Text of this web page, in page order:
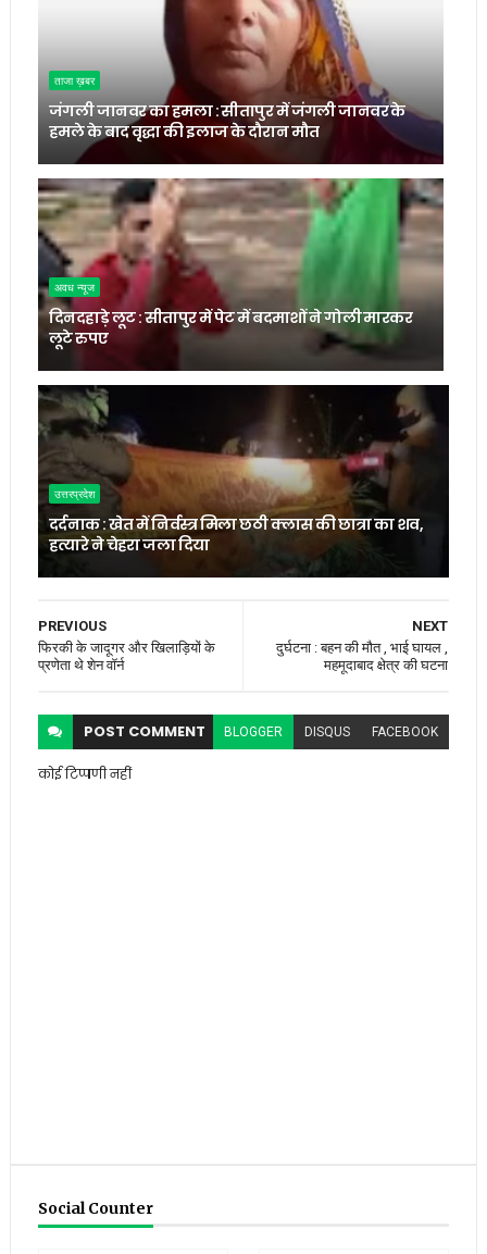
ताजा ख़बर
जंगली जानवर का हमला : सीतापुर में जंगली जानवर के
हमले के बाद वृद्धा की इलाज के दौरान मौत
अवध न्यूज
दिनदहाड़े लूट : सीतापुर में पेट में बदमाशों ने गोली मारकर
लूटे रुपए
उत्तरप्रदेश
दर्दनाक : खेत में निर्वस्त्र मिला छठी क्लास की छात्रा का शव,
हत्यारे ने चेहरा जला दिया
NEXT
दुर्घटना : बहन की मौत , भाई घायल ,
महमूदाबाद क्षेत्र की घटना
PREVIOUS
फिरकी के जादूगर और खिलाड़ियों के
प्रणेता थे शेन वॉर्न
POST COMMENT BLOGGER DISQUS FACEBOOK
कोई टिप्पणी नहीं
Social Counter